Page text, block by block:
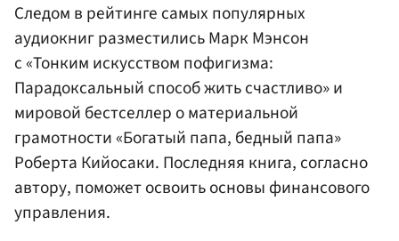
Следом в рейтинге самых популярных
аудиокниг разместились Марк Мэнсон
с «Тонким искусством пофигизма:
Парадоксальный способ жить счастливо» и
мировой бестселлер о материальной
грамотности «Богатый папа, бедный папа»
Роберта Кийосаки. Последняя книга, согласно
автору, поможет освоить основы финансового
управления.